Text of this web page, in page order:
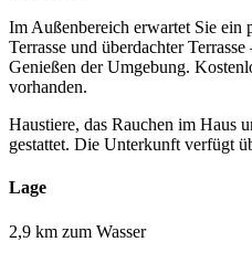
Im Außenbereich erwartet Sie
Terrasse und überdachter
Genießen der Umgebung.
vorhanden.
Haustiere, das Rauchen im Haus
gestattet. Die Unterkunft verfügt
Lage
2,9 km zum Wasser